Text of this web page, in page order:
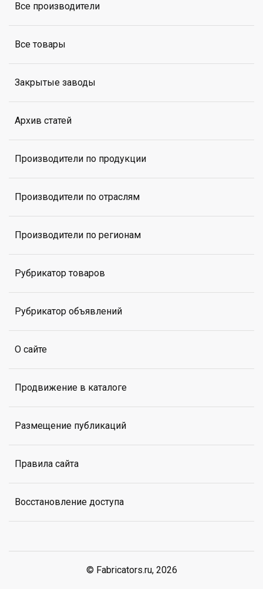
Все производители
Все товары
Закрытые заводы
Архив статей
Производители по продукции
Производители по отраслям
Производители по регионам
Рубрикатор товаров
Рубрикатор объявлений
О сайте
Продвижение в каталоге
Размещение публикаций
Правила сайта
Восстановление доступа
© Fabricators.ru, 2026